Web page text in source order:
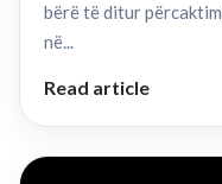
bërë të ditur
në...
Read article